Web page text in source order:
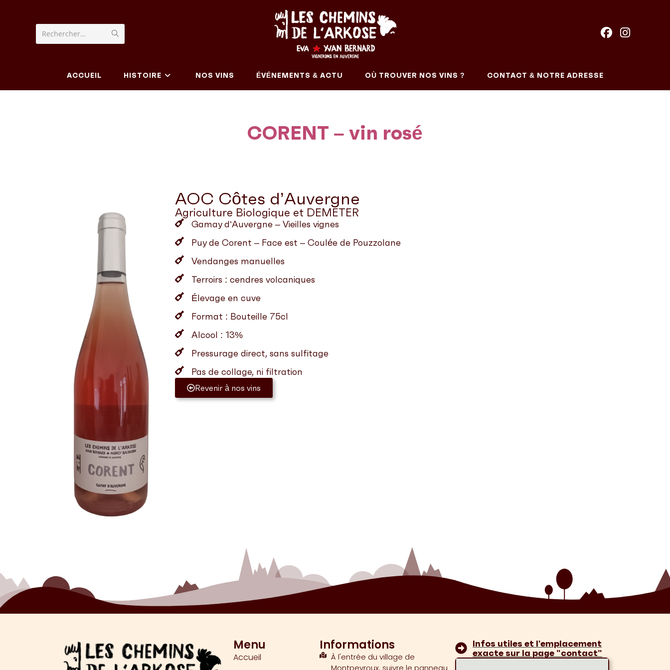
Rechercher…
ACCUEIL HISTOIRE NOS VINS ÉVÉNEMENTS & ACTU OÙ TROUVER NOS VINS ? CONTACT & NOTRE ADRESSE
CORENT – vin rosé
AOC Côtes d’Auvergne
Agriculture Biologique et DEMETER
Gamay d’Auvergne – Vieilles vignes
Puy de Corent – Face est – Coulée de Pouzzolane
Vendanges manuelles
Terroirs : cendres volcaniques
Élevage en cuve
Format : Bouteille 75cl
Alcool : 13%
Pressurage direct, sans sulfitage
Pas de collage, ni filtration
Revenir à nos vins
Menu
Accueil
Informations
À l'entrée du village de
Montpeyroux, suivre le panneau
Infos utiles et l'emplacement
exacte sur la page "contact"